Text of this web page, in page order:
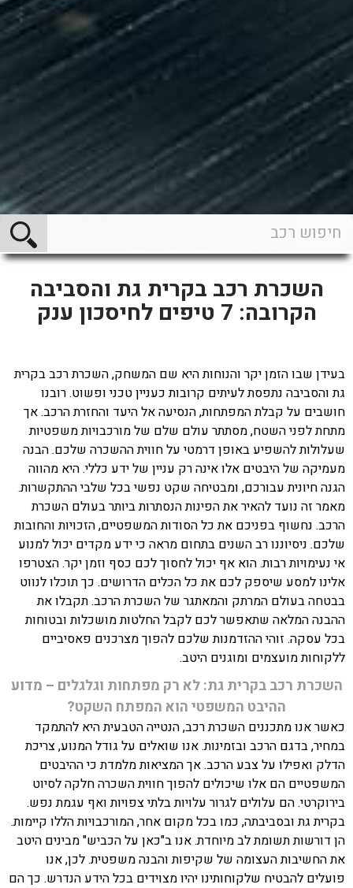
השכרת רכב בקרית גת והסביבה
הקרובה: 7 טיפים לחיסכון ענק
בעידן שבו הזמן יקר והנוחות היא שם המשחק, השכרת רכב בקרית
גת והסביבה נתפסת לעיתים קרובות כעניין טכני ופשוט. רובנו
חושבים על קבלת המפתחות, הנסיעה אל היעד והחזרת הרכב. אך
מתחת לפני השטח, מסתתר עולם שלם של מורכבויות משפטיות
שעלולות להשפיע באופן דרמטי על חווית ההשכרה שלכם. הבנה
מעמיקה של היבטים אלו אינה רק עניין של ידע כללי. היא מהווה
הגנה חיונית עבורכם, ומבטיחה שקט נפשי בכל שלבי ההתקשרות.
מאמר זה נועד להאיר את הפינות הנסתרות ביותר בעולם השכרת
הרכב. נחשוף בפניכם את כל הסודות המשפטיים, הזכויות והחובות
שלכם. ניסיוננו רב השנים בתחום מראה כי ידע מקדים יכול למנוע
אי נעימויות רבות. הוא אף יכול לחסוך לכם כסף וזמן יקר. הצטרפו
אלינו למסע שיספק לכם את כל הכלים הדרושים. כך תוכלו לנווט
בבטחה בעולם המרתק והמאתגר של השכרת הרכב. תקבלו את
ההבנה המלאה שתאפשר לכם לקבל החלטות מושכלות ובטוחות
בכל עסקה. זוהי ההזדמנות שלכם להפוך מצרכנים פאסיביים
ללקוחות מועצמים ומוגנים היטב.
השכרת רכב בקרית גת: לא רק מפתחות וגלגלים – מדוע
ההיבט המשפטי הוא המפתח השקט?
כאשר אנו מתכננים השכרת רכב, הנטייה הטבעית היא להתמקד
במחיר, בדגם הרכב ובזמינות. אנו שואלים על גודל המנוע, צריכת
הדלק ואפילו על צבע הרכב. אך המציאות מלמדת כי ההיבטים
המשפטיים הם אלו שיכולים להפוך חווית השכרה חלקה לסיוט
בירוקרטי. הם עלולים לגרור עלויות בלתי צפויות ואף עגמת נפש.
בקרית גת ובסביבתה, כמו בכל מקום אחר, המורכבויות הללו קיימות.
הן דורשות תשומת לב מיוחדת. אנו ב"כאן על הכביש" מבינים היטב
את החשיבות העצומה של שקיפות והבנה משפטית. לכן, אנו
פועלים להבטיח שלקוחותינו יהיו מצוידים בכל הידע הנדרש. כך הם